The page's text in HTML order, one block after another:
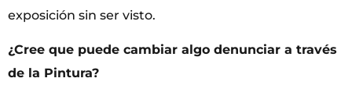
exposición sin ser visto.
¿Cree que puede cambiar algo denunciar a través
de la Pintura?